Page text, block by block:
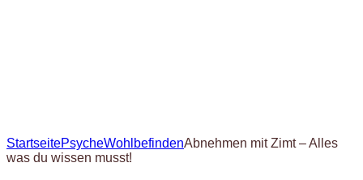
StartseitePsycheWohlbefindenAbnehmen mit Zimt – Alles
was du wissen musst!